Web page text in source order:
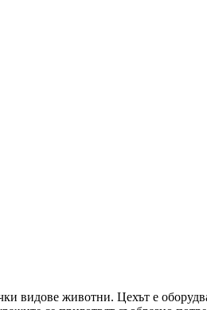
видове животни. Цехът е